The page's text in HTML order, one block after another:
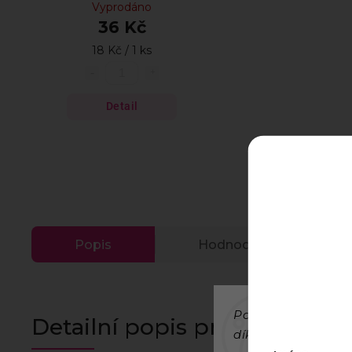
Používáme
díky analýze
Vyprodáno
36 Kč
18 Kč / 1 ks
Detail
Popis Hodnocení (1)
Detailní popis produktu